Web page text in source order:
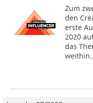
Zum
den
erste
2020
das